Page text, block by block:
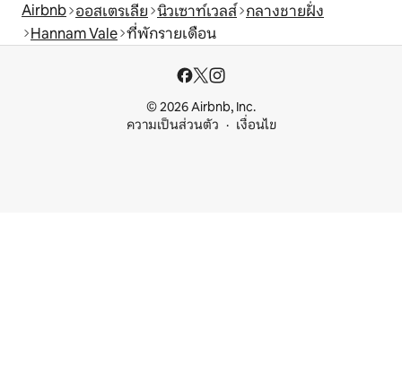
Airbnb ออสเตรเลีย นิวเซาท์เวลส์ กลางชายฝั่ง
Hannam Vale ที่พักรายเดือน
© 2026 Airbnb, Inc.
ความเป็นส่วนตัว
เงื่อนไข